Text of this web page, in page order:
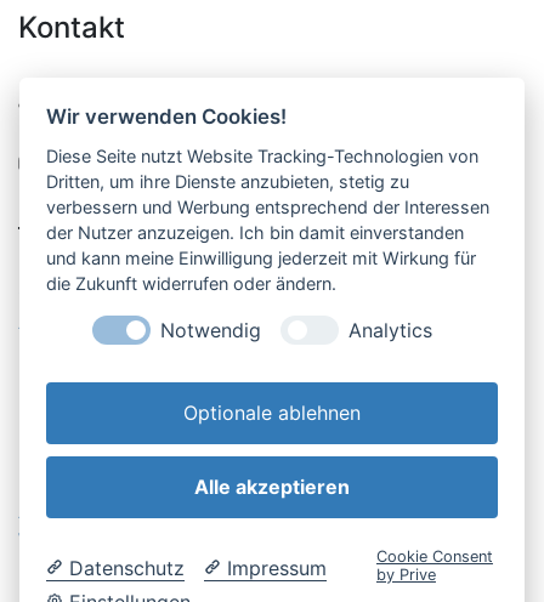
Kontakt
Pucher Straße 10, Fürstenfeldbruck
08141-12269
shop@englschalk.de
Öffnungszeiten
Anfahrt & Kontakt
Retouren-Portal
AGB & Kundeninfo
Widerrufsbelehrung
Datenschutzerklärung
Wir verwenden Cookies!
Diese Seite nutzt Website Tracking-Technologien von
Dritten, um ihre Dienste anzubieten, stetig zu
verbessern und Werbung entsprechend der Interessen
der Nutzer anzuzeigen. Ich bin damit einverstanden
und kann meine Einwilligung jederzeit mit Wirkung für
die Zukunft widerrufen oder ändern.
Notwendig Analytics
Optionale ablehnen
Alle akzeptieren
Datenschutz
Impressum
Cookie Consent
by Prive